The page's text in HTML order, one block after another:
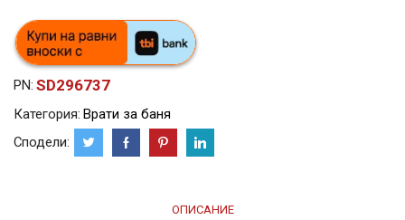
PN: SD296737
Категория: Врати за баня
Сподели:
ОПИСАНИЕ